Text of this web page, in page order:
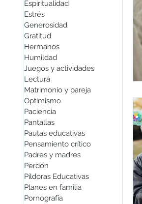
Espiritualidad
Estrés
Generosidad
Gratitud
Hermanos
Humildad
Juegos y actividades
Lectura
Matrimonio y pareja
Optimismo
Paciencia
Pantallas
Pautas educativas
Pensamiento crítico
Padres y madres
Perdón
Píldoras Educativas
Planes en familia
Pornografía